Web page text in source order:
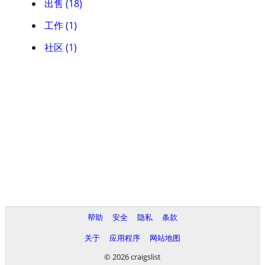
出售 (18)
工作 (1)
社区 (1)
帮助 安全 隐私
条款
关于
应用程序
网站地图
© 2026 craigslist